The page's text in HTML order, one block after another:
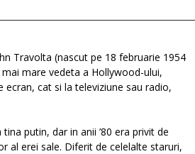
Travolta (nascut pe 18 februarie 1954
mare vedeta a Hollywood-ului,
cat si la televiziune sau radio,
putin, dar in anii ’80 era privit de
al erei sale. Diferit de celelalte staruri,